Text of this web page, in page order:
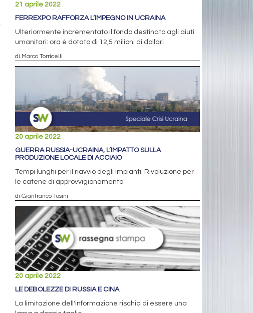
21 aprile 2022
FERREXPO RAFFORZA L’IMPEGNO IN UCRAINA
Ulteriormente incrementato il fondo destinato agli aiuti
umanitari: ora è dotato di 12,5 milioni di dollari
di Marco Torricelli
20 aprile 2022
GUERRA RUSSIA-UCRAINA, L’IMPATTO SULLA
PRODUZIONE LOCALE DI ACCIAIO
Tempi lunghi per il riavvio degli impianti. Rivoluzione per
le catene di approvvigionamento
di Gianfranco Tosini
20 aprile 2022
LE DEBOLEZZE DI RUSSIA E CINA
La limitazione dell'informazione rischia di essere una